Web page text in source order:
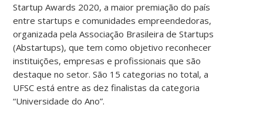
Startup Awards 2020, a maior premiação do país
entre startups e comunidades empreendedoras,
organizada pela Associação Brasileira de Startups
(Abstartups), que tem como objetivo reconhecer
instituições, empresas e profissionais que são
destaque no setor. São 15 categorias no total, a
UFSC está entre as dez finalistas da categoria
“Universidade do Ano”.